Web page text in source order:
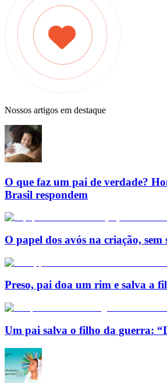
Nossos artigos em destaque
O que faz um pai de verdade?
Brasil respondem
O papel dos avós na criação,
Preso, pai doa um rim e salva a
Um pai salva o filho da guerra: